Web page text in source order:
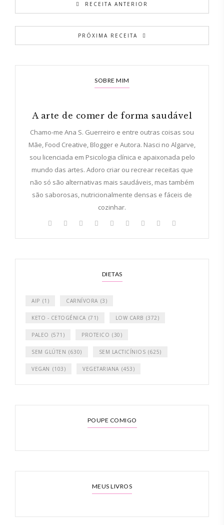
RECEITA ANTERIOR
PRÓXIMA RECEITA
SOBRE MIM
A arte de comer de forma saudável
Chamo-me Ana S. Guerreiro e entre outras coisas sou
Mãe, Food Creative, Blogger e Autora. Nasci no Algarve,
sou licenciada em Psicologia clínica e apaixonada pelo
mundo das artes. Adoro criar ou recrear receitas que
não só são alternativas mais saudáveis, mas também
são saborosas, nutricionalmente densas e fáceis de
cozinhar.
DIETAS
AIP (1) CARNÍVORA (3)
KETO - CETOGÉNICA (71) LOW CARB (372)
PALEO (571) PROTEICO (30)
SEM GLÚTEN (630) SEM LACTICÍNIOS (625)
VEGAN (103) VEGETARIANA (453)
POUPE COMIGO
MEUS LIVROS